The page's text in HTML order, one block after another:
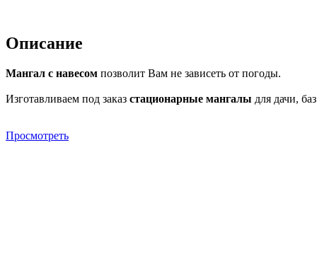
Описание
Мангал с навесом позволит Вам не зависеть от погоды.
Изготавливаем под заказ стационарные мангалы для дачи,
Просмотреть